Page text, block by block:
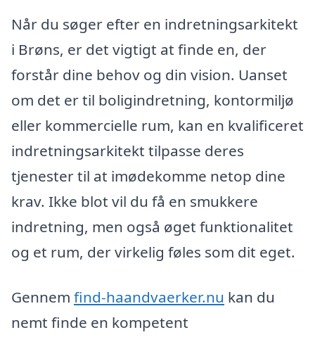
Når du søger efter en indretningsarkitekt
i Brøns, er det vigtigt at finde en, der
forstår dine behov og din vision. Uanset
om det er til boligindretning, kontormiljø
eller kommercielle rum, kan en kvalificeret
indretningsarkitekt tilpasse deres
tjenester til at imødekomme netop dine
krav. Ikke blot vil du få en smukkere
indretning, men også øget funktionalitet
og et rum, der virkelig føles som dit eget.
Gennem find-haandvaerker.nu kan du
nemt finde en kompetent